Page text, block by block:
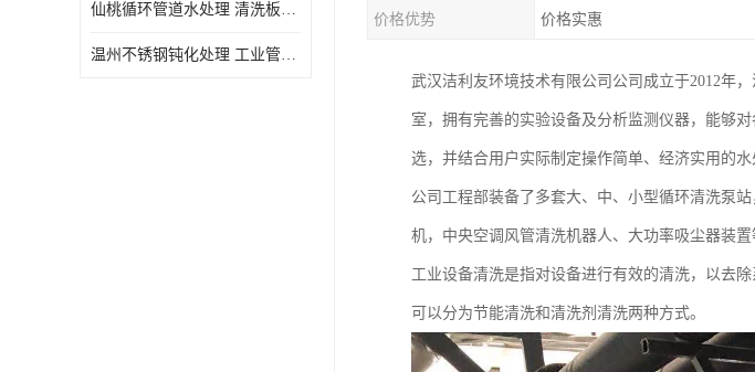
仙桃循环管道水处理 清洗板式换热器公司 服务好
温州不锈钢钝化处理 工业管道清洗公司 20年行业经验
价格优势 价格实惠
武汉洁利友环境技术有限公司公司成立于2012年
室，拥有完善的实验设备及分析监测仪器，能够
选，并结合用户实际制定操作简单、经济实用的水
公司工程部装备了多套大、中、小型循环清洗泵
机，中央空调风管清洗机器人、大功率吸尘器装
工业设备清洗‌是指对设备进行有效的清洗，以去
可以分为节能清洗和清洗剂清洗两种方式。‌